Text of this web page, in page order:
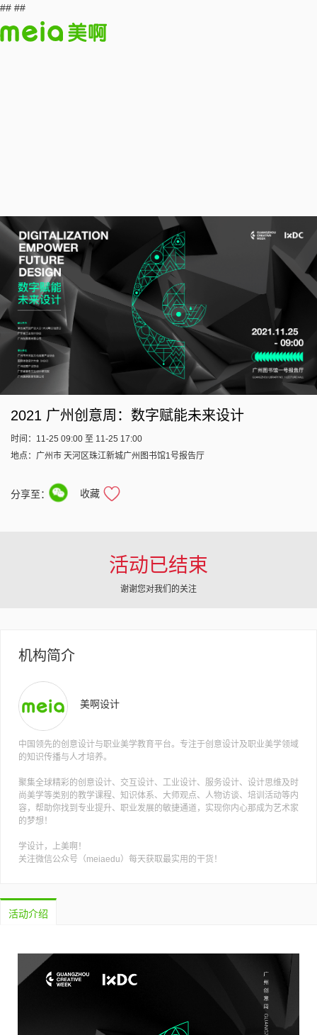
## ##
2021 广州创意周：数字赋能未来设计
时间：11-25 09:00 至 11-25 17:00
地点：广州市 天河区珠江新城广州图书馆1号报告厅
分享至： 收藏
活动已结束
谢谢您对我们的关注
机构简介
美啊设计
中国领先的创意设计与职业美学教育平台。专注于创意设计及职业美学领域
的知识传播与人才培养。
聚集全球精彩的创意设计、交互设计、工业设计、服务设计、设计思维及时
尚美学等类别的教学课程、知识体系、大师观点、人物访谈、培训活动等内
容，帮助你找到专业提升、职业发展的敏捷通道，实现你内心那成为艺术家
的梦想！
学设计，上美啊！
关注微信公众号（meiaedu）每天获取最实用的干货！
活动介绍